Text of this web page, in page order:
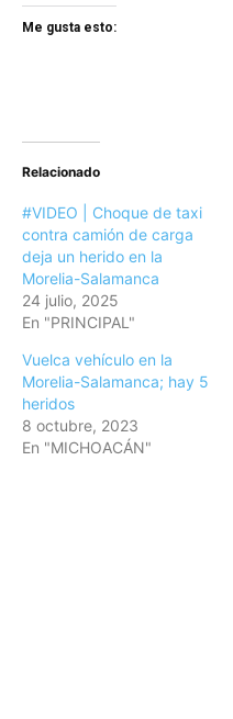
Me gusta esto:
Relacionado
#VIDEO | Choque de taxi
contra camión de carga
deja un herido en la
Morelia-Salamanca
24 julio, 2025
En "PRINCIPAL"
Vuelca vehículo en la
Morelia-Salamanca; hay 5
heridos
8 octubre, 2023
En "MICHOACÁN"